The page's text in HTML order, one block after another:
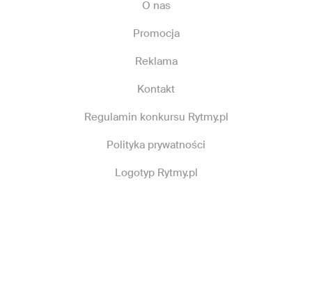
O nas
Promocja
Reklama
Kontakt
Regulamin konkursu Rytmy.pl
Polityka prywatności
Logotyp Rytmy.pl